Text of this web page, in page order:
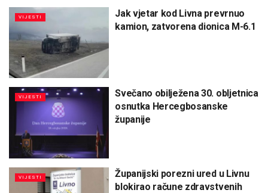
VIJESTI
Jak vjetar kod Livna prevrnuo
kamion, zatvorena dionica M-6.1
VIJESTI
Svečano obilježena 30. obljetnica
osnutka Hercegbosanske
županije
VIJESTI
Županijski porezni ured u Livnu
blokirao račune zdravstvenih